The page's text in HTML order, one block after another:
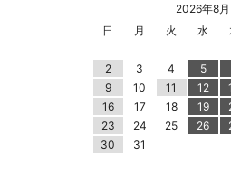
2026年8月
日
月 火 水
2
3 4 5
9
10 11 12
16
17 18 19
23
24 25 26
30
31